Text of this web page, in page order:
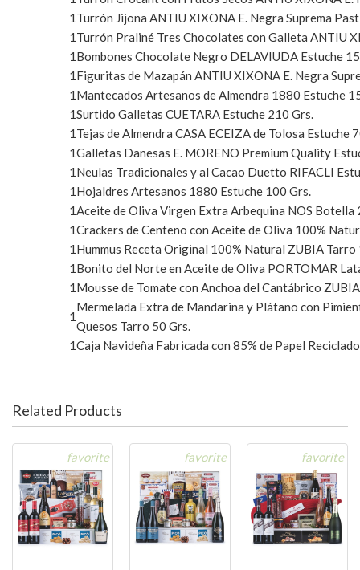
1Turrón Jijona ANTIU XIXONA E. Negra Suprema
1Turrón Praliné Tres Chocolates con Galleta ANTIU
1Bombones Chocolate Negro DELAVIUDA Estuche
1Figuritas de Mazapán ANTIU XIXONA E. Negra
1Mantecados Artesanos de Almendra 1880 Estuche
1Surtido Galletas CUETARA Estuche 210 Grs.
1Tejas de Almendra CASA ECEIZA de Tolosa Estuche
1Galletas Danesas E. MORENO Premium Quality
1Neulas Tradicionales y al Cacao Duetto RIFACLI
1Hojaldres Artesanos 1880 Estuche 100 Grs.
1Aceite de Oliva Virgen Extra Arbequina NOS Botella
1Crackers de Centeno con Aceite de Oliva 100%
1Hummus Receta Original 100% Natural ZUBIA Tarro
1Bonito del Norte en Aceite de Oliva PORTOMAR
1Mousse de Tomate con Anchoa del Cantábrico
1
Mermelada Extra de Mandarina y Plátano con
Quesos Tarro 50 Grs.
1Caja Navideña Fabricada con 85% de Papel
Related Products
favorite favorite favorite